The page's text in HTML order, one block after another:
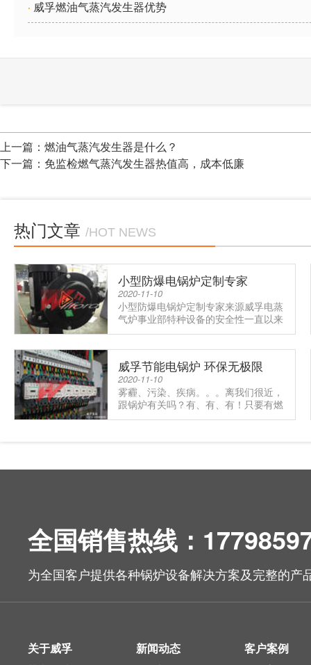
· 威孚燃油气蒸汽发生器优势
上一篇： 燃油气蒸汽发生器是什么？
下一篇： 免监检燃气蒸汽发生器热值高，成本低廉
热门文章 /HOT NEWS
小型防爆电锅炉定制专家
2020-11-10
小型防爆电锅炉定制专家来源威孚电蒸
气炉事业部特种设备的安全性一直以来
备受关注，其中防爆是重中之重.....
威孚节能电锅炉 环保无极限
2020-11-10
雾霾、污染、疾病。。。离我们很近，
跟锅炉有关吗？有、有、有！只要有燃
烧就会产生污染，那么让我们的.....
全国销售热线：
为全国客户提供各种锅炉设备解决方案及完整的产
关于威孚 新闻动态 客户案例